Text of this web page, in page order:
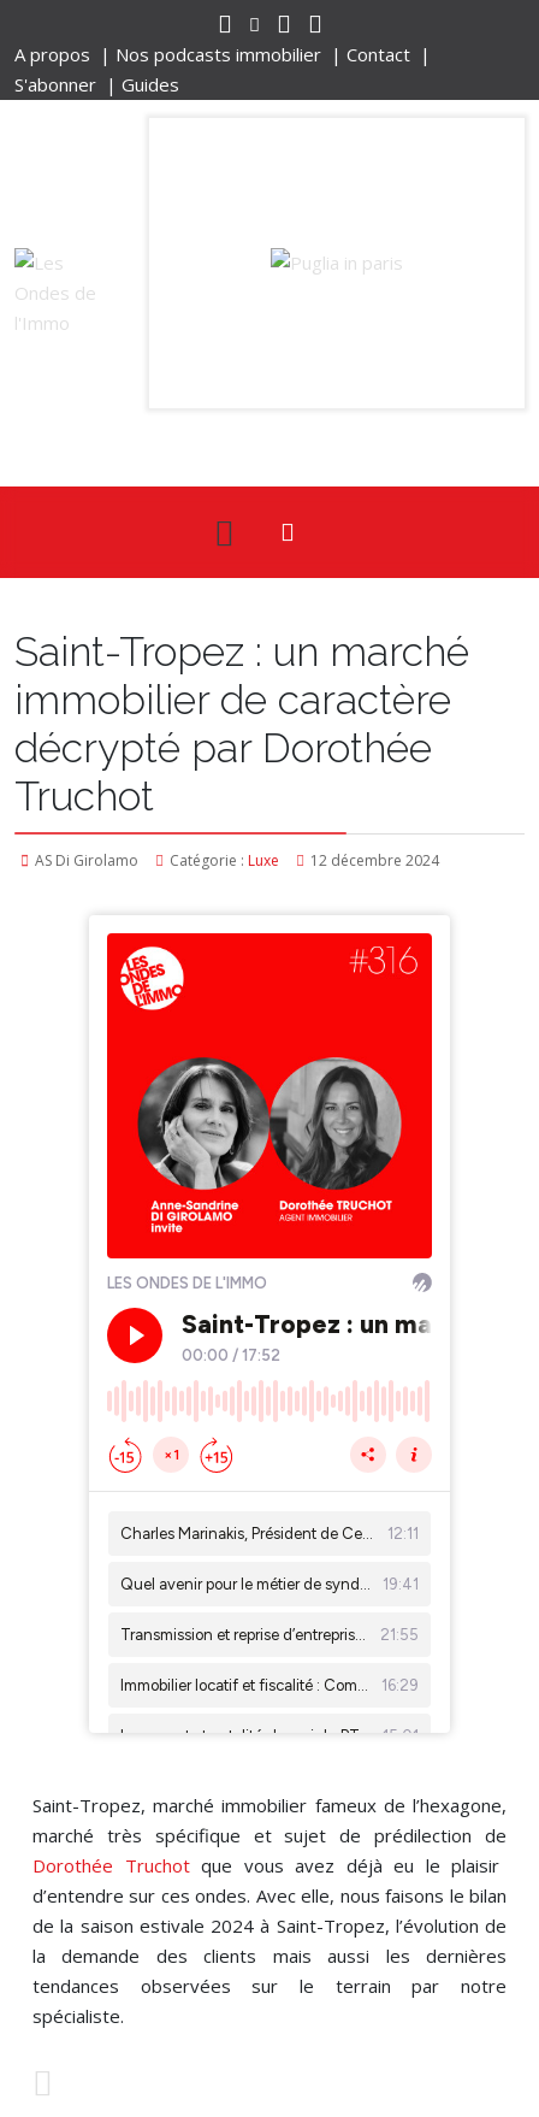
A propos | Nos podcasts immobilier | Contact |
S'abonner | Guides
Saint-Tropez : un marché
immobilier de caractère
décrypté par Dorothée
Truchot
AS Di Girolamo Catégorie : Luxe 12 décembre 2024
Saint-Tropez, marché immobilier fameux de l’hexagone,
marché très spécifique et sujet de prédilection de
Dorothée Truchotque vous avez déjà eu le plaisir
d’entendre sur ces ondes. Avec elle, nous faisons le bilan
de la saison estivale 2024 à Saint-Tropez, l’évolution de
la demande des clients mais aussi les dernières
tendances observées sur le terrain par notre
spécialiste.